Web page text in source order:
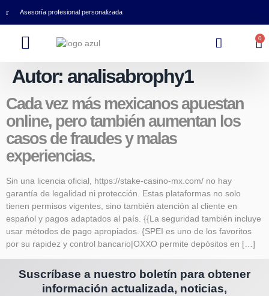
Asesoría profesional personalizada
0
Autor: analisabrophy1
Cada vez más mexicanos apuestan
online, pero también aumentan los
casos de fraudes y malas
experiencias.
Sin una licencia oficial, https://stake-casino-mx.com/ no hay
garantía de legalidad ni protección. Estas plataformas no solo
tienen permisos vigentes, sino también atención al cliente en
espańol y pagos adaptados al país. {{La seguridad también incluye
usar métodos de pago apropiados. {SPEI es uno de los favoritos
por su rapidez y control bancario|OXXO permite depósitos en […]
Suscríbase a nuestro boletín para obtener
información actualizada, noticias,